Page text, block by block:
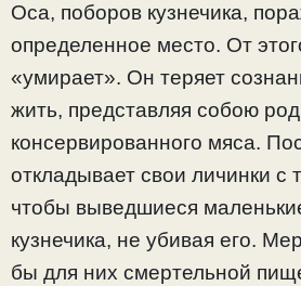
Оса, поборов кузнечика,
определенное место. От
«умирает». Он теряет
жить, представляя собою род
консервированного мяса.
откладывает свои личинки с
чтобы выведшиеся
кузнечика, не убивая его.
бы для них смертельной